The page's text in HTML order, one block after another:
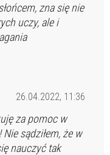
zna się nie
uczy, ale i
26.04.2022, 11:36
za pomoc w
sądziłem, że w
nauczyć tak